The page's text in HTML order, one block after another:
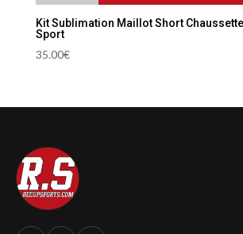
Kit Sublimation Maillot Short
Sport
35.00€